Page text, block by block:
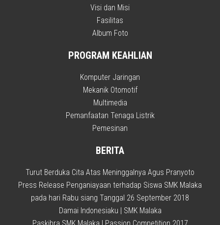
Visi dan Misi
Fasilitas
Album Foto
PROGRAM KEAHLIAN
Komputer Jaringan
Mekanik Otomotif
Multimedia
Pemanfaatan Tenaga Listrik
Pemesinan
BERITA
Turut Berduka Cita Atas Meninggalnya Agus Pranyoto
Press Release Penganiayaan terhadap Siswa SMK Malaka
pada hari Rabu siang Tanggal 26 September 2018
Damai Indonesiaku | SMK Malaka